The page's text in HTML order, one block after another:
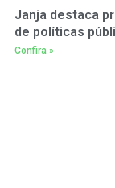
Janja destaca
de políticas
Confira »